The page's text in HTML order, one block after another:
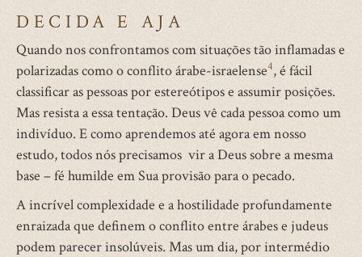
DECIDA E AJA
Quando nos confrontamos com situações tão inflamadas e
polarizadas como o conflito árabe-israelense4, é fácil
classificar as pessoas por estereótipos e assumir posições.
Mas resista a essa tentação. Deus vê cada pessoa como um
indivíduo. E como aprendemos até agora em nosso
estudo, todos nós precisamos vir a Deus sobre a mesma
base – fé humilde em Sua provisão para o pecado.
A incrível complexidade e a hostilidade profundamente
enraizada que definem o conflito entre árabes e judeus
podem parecer insolúveis. Mas um dia, por intermédio